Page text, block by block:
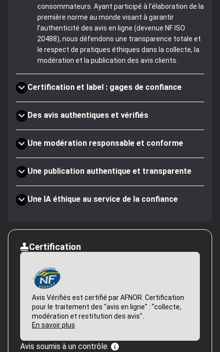
consommateurs. Ayant participé à l'élaboration de la
première norme au monde visant à garantir
l'authenticité des avis en ligne (devenue NF ISO
20488), nous défendons une transparence totale et
le respect de pratiques éthiques dans la collecte, la
modération et la publication des avis clients.
Certification et label : gages de confiance
Des avis authentiques et vérifiés
Une modération responsable et conforme
Une publication authentique et transparente
Une IA éthique au service de la confiance
Certification
Avis Vérifiés est certifié par AFNOR. Certification
pour le traitement des "avis en ligne" : "collecte,
modération et restitution des avis".
En savoir plus
Avis soumis à un contrôle.